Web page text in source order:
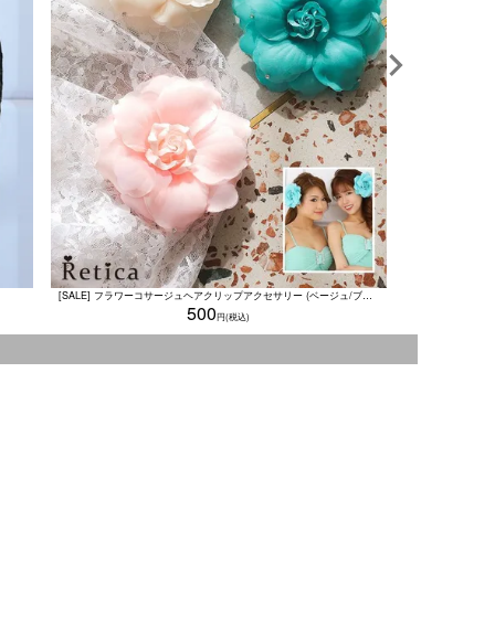
[SALE] フラワーコサージュヘアクリップアクセサリー (ベージュ/ブルー/ピンク) [Retica/レティカ]
500